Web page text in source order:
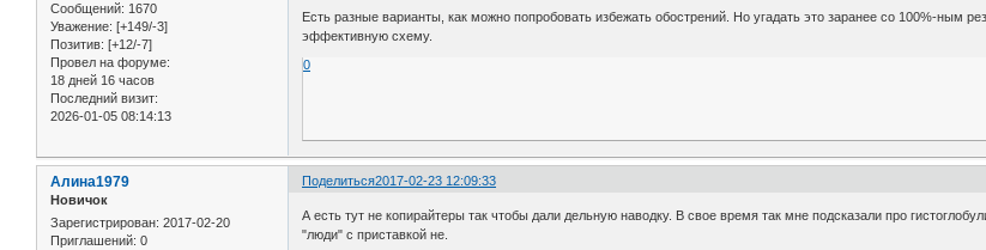
Сообщений: 1670
Уважение: [+149/-3]
Позитив: [+12/-7]
Провел на форуме:
18 дней 16 часов
Последний визит:
2026-01-05 08:14:13
Есть разные варианты, как можно попробовать избежать обострений. Но угадать это заранее со 100%-ным
эффективную схему.
0
Поделиться2017-02-23 12:09:33
Алина1979
Новичок
Зарегистрирован: 2017-02-20
Приглашений: 0
А есть тут не копирайтеры так чтобы дали дельную наводку. В свое время так мне подсказали про
"люди" с приставкой не.